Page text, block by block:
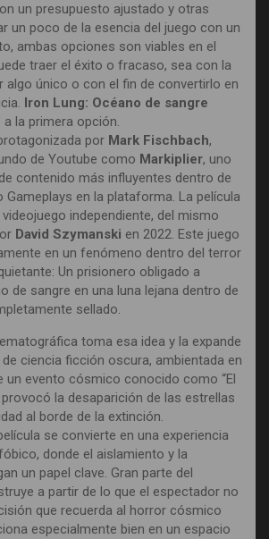
un presupuesto ajustado y otras
un poco de la esencia del juego con un
ambas opciones son viables en el
traer el éxito o fracaso, sea con la
algo único o con el fin de convertirlo en
Iron Lung: Océano de sangre
a la primera opción.
por Mark Fischbach,
de Youtube como Markiplier, uno
contenido más influyentes dentro de
en la plataforma. La película
independiente, del mismo
David Szymanski en 2022. Este juego
en un fenómeno dentro del terror
Un prisionero obligado a
de sangre en una luna lejana dentro de
sellado.
toma esa idea y la expande
ciencia ficción oscura, ambientada en
un evento cósmico conocido como “El
provocó la desaparición de las estrellas
al borde de la extinción.
se convierte en una experiencia
donde el aislamiento y la
un papel clave. Gran parte del
a partir de lo que el espectador no
que recuerda al horror cósmico
especialmente bien en un espacio